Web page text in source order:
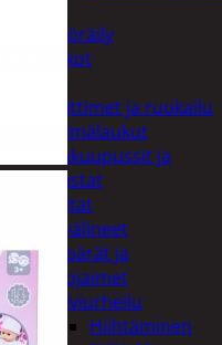
Polkupyöräily
Lukot
Keittimet ja ruokailu
Kylmälaukut
Makuupussit ja
alustat
Teltat
Urheiluvälineet
Kypärät ja
suojaimet
Talviurheilu
Hiihtäminen